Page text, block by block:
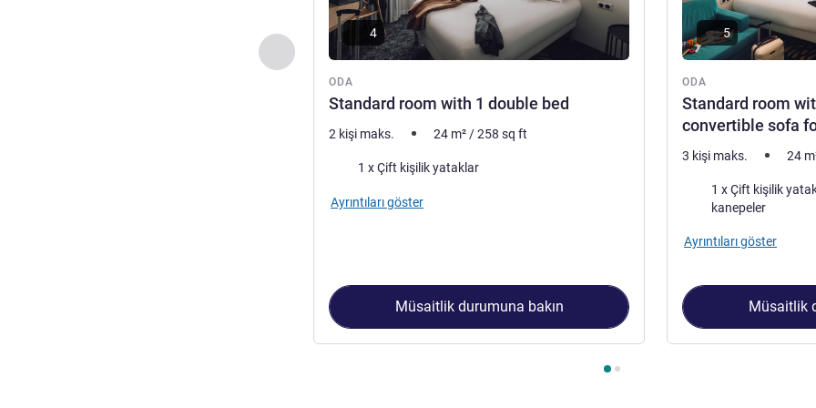
Önceki - Oda
ODA
Standard room with 1 double bed
4
2 kişi maks. 24 m² /258 sq ft
1 x Çift kişilik yataklar
Ayrıntıları göster
Müsaitlik durumuna bakın
ODA
Standard room
convertible sofa
5
3 kişi maks. 24
1 x Çift kişilik yataklar ve 1 x Tek
kanepeler
Ayrıntıları göster
Müsaitlik